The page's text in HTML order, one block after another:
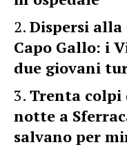
Dispersi alla
Capo Gallo: i
due giovani
Trenta colpi
notte a
salvano per